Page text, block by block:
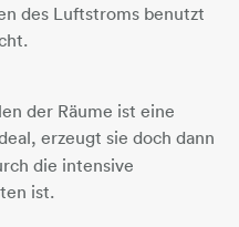
des Luftstroms benutzt
der Räume ist eine
erzeugt sie doch dann
die intensive
ist.